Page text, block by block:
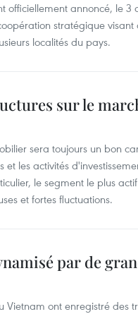
officiellement annoncé, le
stratégique
localités du pays.
sur le
sera toujours un bon
et les activités
le segment le plus
et fortes fluctuations.
par de
Vietnam ont enregistré